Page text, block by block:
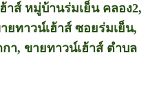
าส์ หมู่บ้านร่มเย็น คลอง2,
ทาวน์เฮ้าส์ ซอยร่มเย็น,
า, ขายทาวน์เฮ้าส์ ตำบล